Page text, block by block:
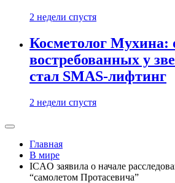
2 недели спустя
Косметолог Мухина:
востребованных у
стал SMAS-лифтинг
2 недели спустя
Главная
В мире
ICAO заявила о начале
“самолетом Протасевича”